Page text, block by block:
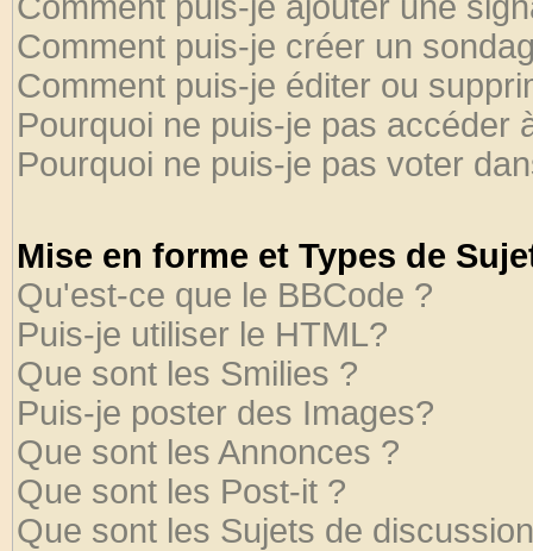
Comment puis-je créer un
Comment puis-je éditer ou
Pourquoi ne puis-je pas accéder
Pourquoi ne puis-je pas voter
Mise en forme et Types de
Qu'est-ce que le BBCode ?
Puis-je utiliser le HTML?
Que sont les Smilies ?
Puis-je poster des Images?
Que sont les Annonces ?
Que sont les Post-it ?
Que sont les Sujets de